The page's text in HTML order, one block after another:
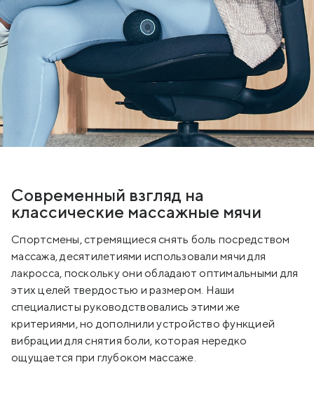
Современный взгляд на
классические массажные мячи
Спортсмены, стремящиеся снять боль посредством
массажа, десятилетиями использовали мячи для
лакросса, поскольку они обладают оптимальными для
этих целей твердостью и размером. Наши
специалисты руководствовались этими же
критериями, но дополнили устройство функцией
вибрации для снятия боли, которая нередко
ощущается при глубоком массаже.